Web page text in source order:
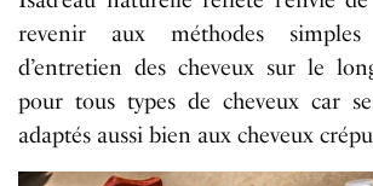
revenir aux méthodes
d’entretien des cheveux sur le
pour tous types de cheveux car
adaptés aussi bien aux cheveux